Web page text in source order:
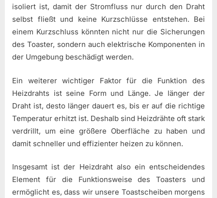
isoliert ist, damit der Stromfluss nur durch den Draht
selbst fließt und keine Kurzschlüsse entstehen. Bei
einem Kurzschluss könnten nicht nur die Sicherungen
des Toaster, sondern auch elektrische Komponenten in
der Umgebung beschädigt werden.
Ein weiterer wichtiger Faktor für die Funktion des
Heizdrahts ist seine Form und Länge. Je länger der
Draht ist, desto länger dauert es, bis er auf die richtige
Temperatur erhitzt ist. Deshalb sind Heizdrähte oft stark
verdrillt, um eine größere Oberfläche zu haben und
damit schneller und effizienter heizen zu können.
Insgesamt ist der Heizdraht also ein entscheidendes
Element für die Funktionsweise des Toasters und
ermöglicht es, dass wir unsere Toastscheiben morgens